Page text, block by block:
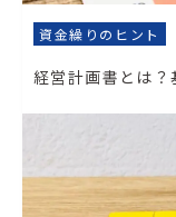
資金繰りのヒント
経営計画書とは